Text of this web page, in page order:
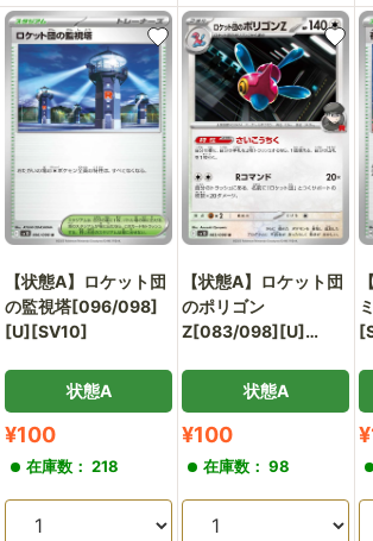
【状態A】ロケット団
の監視塔[096/098]
[U][SV10]
状態A
販
価
格
¥100
在庫数： 218
【状態A】ロケット団
のポリゴン
Z[083/098][U]
状態A
販
価
格
¥100
在庫数： 98
価